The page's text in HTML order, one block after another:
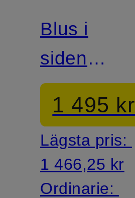
Blus i
siden
med
volanger
1 495 kr
Lägsta pris:
1 466,25 kr
Ordinarie: